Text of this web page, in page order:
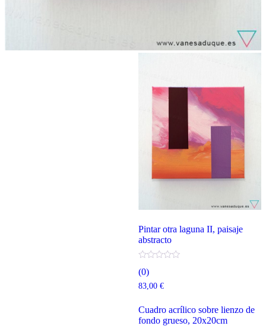
Pintar otra laguna II, paisaje
abstracto
(0)
83,00 €
Cuadro acrílico sobre lienzo de
fondo grueso, 20x20cm